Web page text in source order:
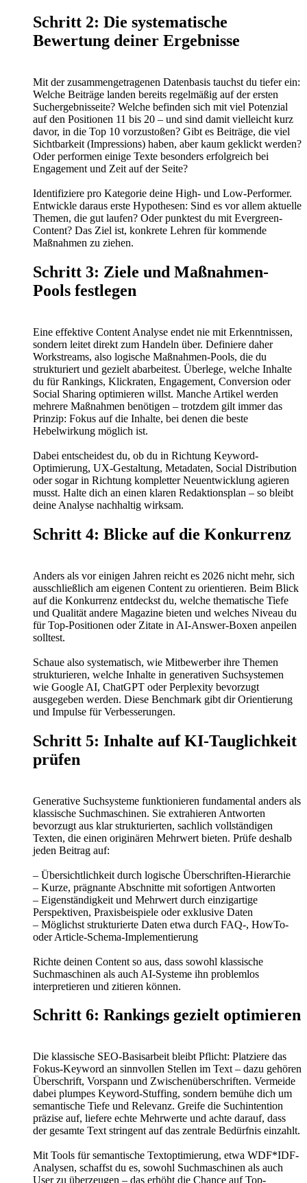
Schritt 2: Die systematische
Bewertung deiner Ergebnisse
Mit der zusammengetragenen Datenbasis tauchst du tiefer ein:
Welche Beiträge landen bereits regelmäßig auf der ersten
Suchergebnisseite? Welche befinden sich mit viel Potenzial
auf den Positionen 11 bis 20 – und sind damit vielleicht kurz
davor, in die Top 10 vorzustoßen? Gibt es Beiträge, die viel
Sichtbarkeit (Impressions) haben, aber kaum geklickt werden?
Oder performen einige Texte besonders erfolgreich bei
Engagement und Zeit auf der Seite?
Identifiziere pro Kategorie deine High- und Low-Performer.
Entwickle daraus erste Hypothesen: Sind es vor allem aktuelle
Themen, die gut laufen? Oder punktest du mit Evergreen-
Content? Das Ziel ist, konkrete Lehren für kommende
Maßnahmen zu ziehen.
Schritt 3: Ziele und Maßnahmen-
Pools festlegen
Eine effektive Content Analyse endet nie mit Erkenntnissen,
sondern leitet direkt zum Handeln über. Definiere daher
Workstreams, also logische Maßnahmen-Pools, die du
strukturiert und gezielt abarbeitest. Überlege, welche Inhalte
du für Rankings, Klickraten, Engagement, Conversion oder
Social Sharing optimieren willst. Manche Artikel werden
mehrere Maßnahmen benötigen – trotzdem gilt immer das
Prinzip: Fokus auf die Inhalte, bei denen die beste
Hebelwirkung möglich ist.
Dabei entscheidest du, ob du in Richtung Keyword-
Optimierung, UX-Gestaltung, Metadaten, Social Distribution
oder sogar in Richtung kompletter Neuentwicklung agieren
musst. Halte dich an einen klaren Redaktionsplan – so bleibt
deine Analyse nachhaltig wirksam.
Schritt 4: Blicke auf die Konkurrenz
Anders als vor einigen Jahren reicht es 2026 nicht mehr, sich
ausschließlich am eigenen Content zu orientieren. Beim Blick
auf die Konkurrenz entdeckst du, welche thematische Tiefe
und Qualität andere Magazine bieten und welches Niveau du
für Top-Positionen oder Zitate in AI-Answer-Boxen anpeilen
solltest.
Schaue also systematisch, wie Mitbewerber ihre Themen
strukturieren, welche Inhalte in generativen Suchsystemen
wie Google AI, ChatGPT oder Perplexity bevorzugt
ausgegeben werden. Diese Benchmark gibt dir Orientierung
und Impulse für Verbesserungen.
Schritt 5: Inhalte auf KI-Tauglichkeit
prüfen
Generative Suchsysteme funktionieren fundamental anders als
klassische Suchmaschinen. Sie extrahieren Antworten
bevorzugt aus klar strukturierten, sachlich vollständigen
Texten, die einen originären Mehrwert bieten. Prüfe deshalb
jeden Beitrag auf:
– Übersichtlichkeit durch logische Überschriften-Hierarchie
– Kurze, prägnante Abschnitte mit sofortigen Antworten
– Eigenständigkeit und Mehrwert durch einzigartige
Perspektiven, Praxisbeispiele oder exklusive Daten
– Möglichst strukturierte Daten etwa durch FAQ-, HowTo-
oder Article-Schema-Implementierung
Richte deinen Content so aus, dass sowohl klassische
Suchmaschinen als auch AI-Systeme ihn problemlos
interpretieren und zitieren können.
Schritt 6: Rankings gezielt optimieren
Die klassische SEO-Basisarbeit bleibt Pflicht: Platziere das
Fokus-Keyword an sinnvollen Stellen im Text – dazu gehören
Überschrift, Vorspann und Zwischenüberschriften. Vermeide
dabei plumpes Keyword-Stuffing, sondern bemühe dich um
semantische Tiefe und Relevanz. Greife die Suchintention
präzise auf, liefere echte Mehrwerte und achte darauf, dass
der gesamte Text stringent auf das zentrale Bedürfnis einzahlt.
Mit Tools für semantische Textoptimierung, etwa WDF*IDF-
Analysen, schaffst du es, sowohl Suchmaschinen als auch
User zu überzeugen – das erhöht die Chance auf Top-